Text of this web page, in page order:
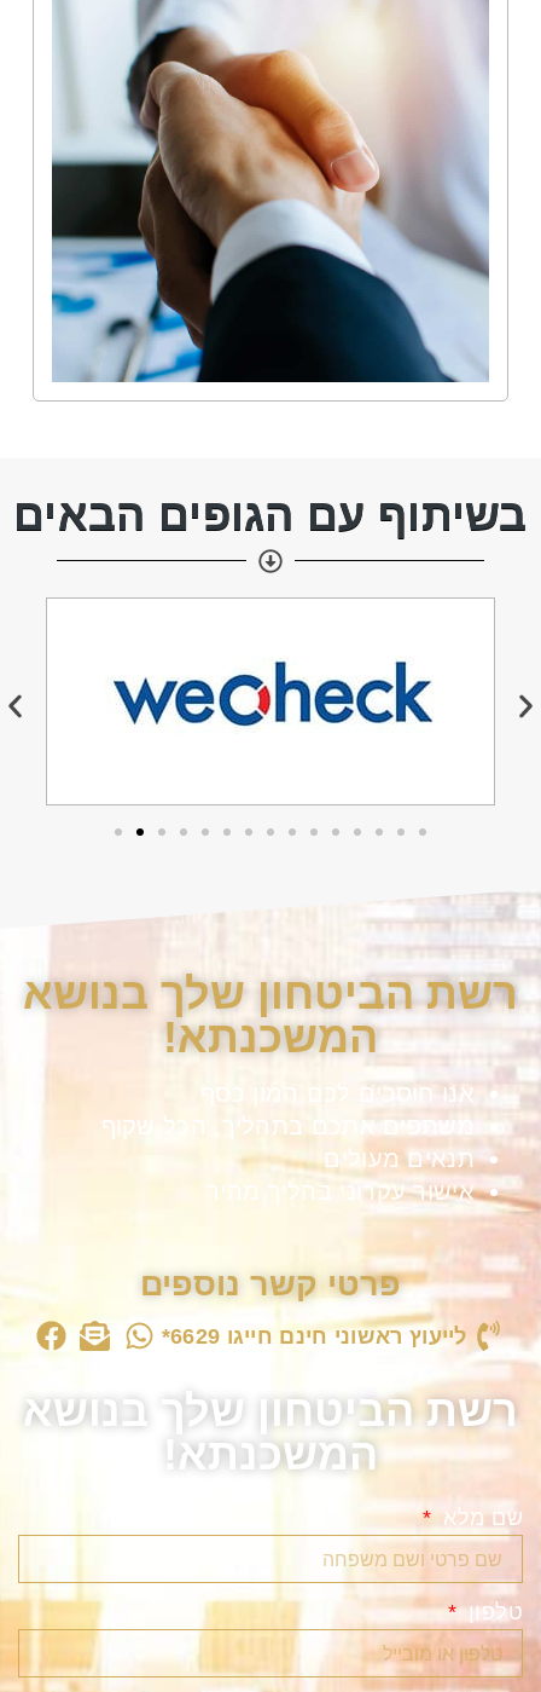
בשיתוף עם הגופים הבאים
רשת הביטחון שלך בנושא
המשכנתא!
אנו חוסכים לכם המון כסף
משתפים אתכם בתהליך, הכל שקוף
תנאים מעולים
אישור עקרוני בהליך מהיר
פרטי קשר נוספים
לייעוץ ראשוני חינם חייגו 6629*
רשת הביטחון שלך בנושא
המשכנתא!
שם מלא
טלפון